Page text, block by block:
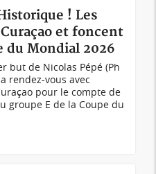
! Les
et foncent
du Mondial 2026
but de Nicolas Pépé (Ph
rendez-vous avec
pour le compte de
groupe E de la Coupe du